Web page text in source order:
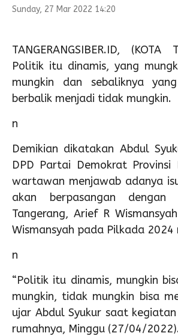
Sunday, 27 Mar 2022 14:20
TANGERANGSIBER.ID, (KOTA
Politik itu dinamis, yang
mungkin dan sebaliknya
berbalik menjadi tidak mungkin.
n
Demikian dikatakan Abdul
DPD Partai Demokrat Provinsi
wartawan menjawab adanya
akan berpasangan
Tangerang, Arief R
Wismansyah pada Pilkada
n
“Politik itu dinamis, mungkin
mungkin, tidak mungkin bisa
ujar Abdul Syukur saat
rumahnya, Minggu (27/04/